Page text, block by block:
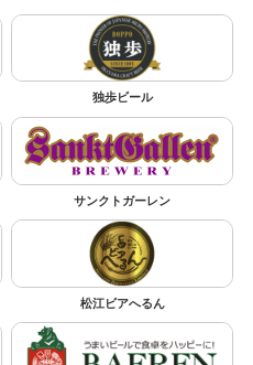
独歩ビール
サンクトガーレン
松江ビアへるん